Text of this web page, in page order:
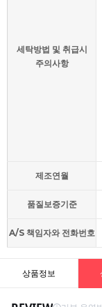
세탁방법 및 취급시
주의사항
제조연월
품질보증기준
A/S 책임자와 전화번호
상품정보